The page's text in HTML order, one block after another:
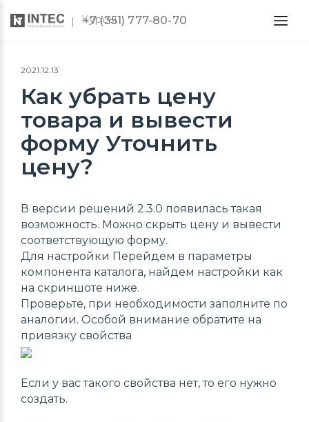
Курсы
+7 (351) 777-80-70
2021.12.13
Как убрать цену
товара и вывести
форму Уточнить
цену?
В версии решений 2.3.0 появилась такая
возможность. Можно скрыть цену и вывести
соответствующую форму.
Для настройки Перейдем в параметры
компонента каталога, найдем настройки как
на скриншоте ниже.
Проверьте, при необходимости заполните по
аналогии. Особой внимание обратите на
привязку свойства
Если у вас такого свойства нет, то его нужно
создать.